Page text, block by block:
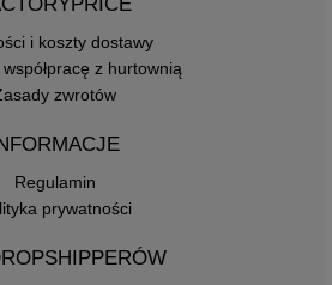
i koszty dostawy
z hurtownią
zwrotów
Regulamin
prywatności